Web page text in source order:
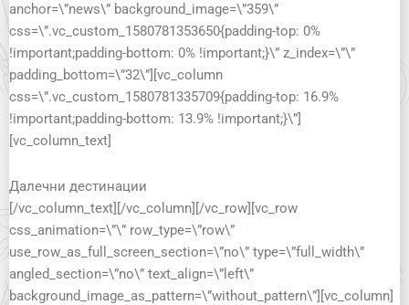
anchor=\”news\” background_image=\”359\”
css=\”.vc_custom_1580781353650{padding-top: 0%
!important;padding-bottom: 0% !important;}\” z_index=\”\”
padding_bottom=\”32\”][vc_column
css=\”.vc_custom_1580781335709{padding-top: 16.9%
!important;padding-bottom: 13.9% !important;}\”]
[vc_column_text]
Далечни дестинации
[/vc_column_text][/vc_column][/vc_row][vc_row
css_animation=\”\” row_type=\”row\”
use_row_as_full_screen_section=\”no\” type=\”full_width\”
angled_section=\”no\” text_align=\”left\”
background_image_as_pattern=\”without_pattern\”][vc_column]